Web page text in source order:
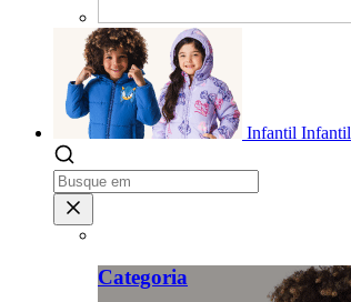
Infantil Infantil
Categoria